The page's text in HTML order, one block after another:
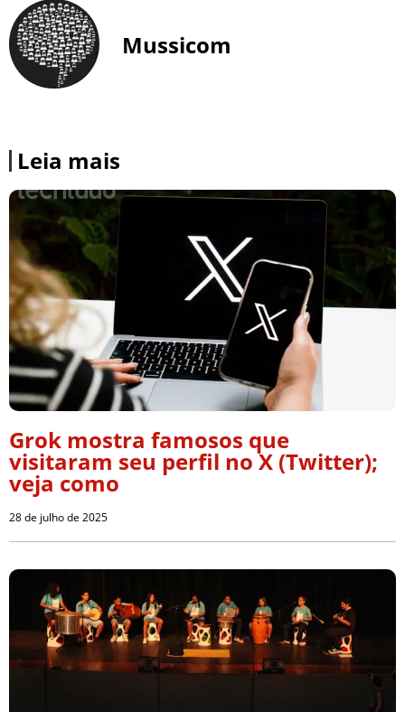
Mussicom
Leia mais
Grok mostra famosos que
visitaram seu perfil no X (Twitter);
veja como
28 de julho de 2025